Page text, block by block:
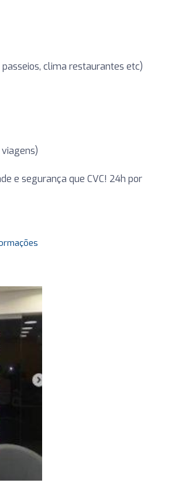
passeios, clima restaurantes etc)
e segurança que CVC! 24h por